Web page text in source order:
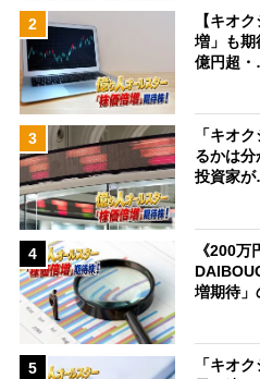
2
【キオ
増」も期
億円超
3
「キオ
るかは
投資家
4
《200
増期待
5
「キオ